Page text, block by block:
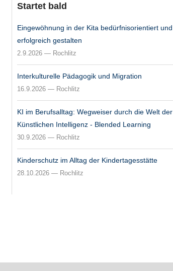
Startet bald
Eingewöhnung in der Kita bedürfnisorientiert und
erfolgreich gestalten
2.9.2026 — Rochlitz
Interkulturelle Pädagogik und Migration
16.9.2026 — Rochlitz
KI im Berufsalltag: Wegweiser durch die Welt der
Künstlichen Intelligenz - Blended Learning
30.9.2026 — Rochlitz
Kinderschutz im Alltag der Kindertagesstätte
28.10.2026 — Rochlitz